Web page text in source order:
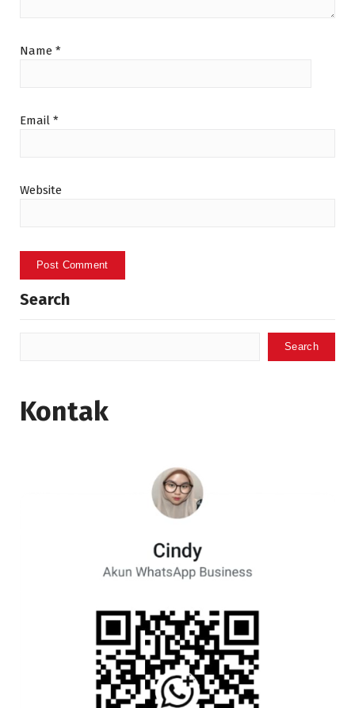
Name *
Email *
Website
Search
Search
Kontak